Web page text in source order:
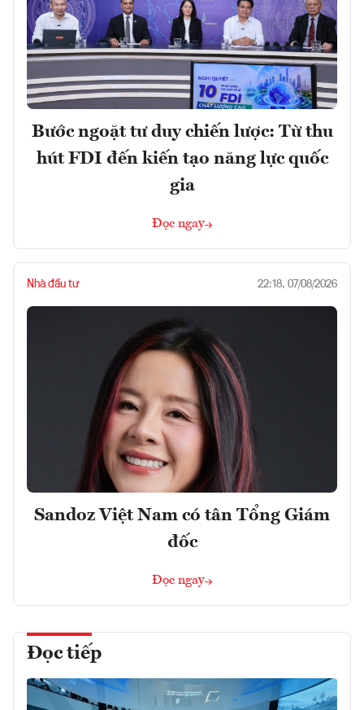
Bước ngoặt tư duy chiến lược: Từ thu
hút FDI đến kiến tạo năng lực quốc
gia
Đọc ngay
Nhà đầu tư 22:18, 07/08/2026
Sandoz Việt Nam có tân Tổng Giám
đốc
Đọc ngay
Đọc tiếp